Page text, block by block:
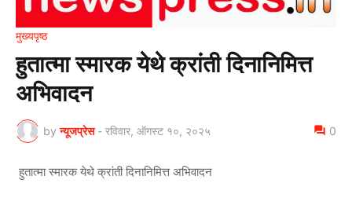
मुख्यपृष्ठ
हुतात्मा स्मारक येथे क्रांती दिनानिमित्त
अभिवादन
by न्यूजप्रेस - रविवार, ऑगस्ट १०, २०२५ 0
हुतात्मा स्मारक येथे क्रांती दिनानिमित्त अभिवादन